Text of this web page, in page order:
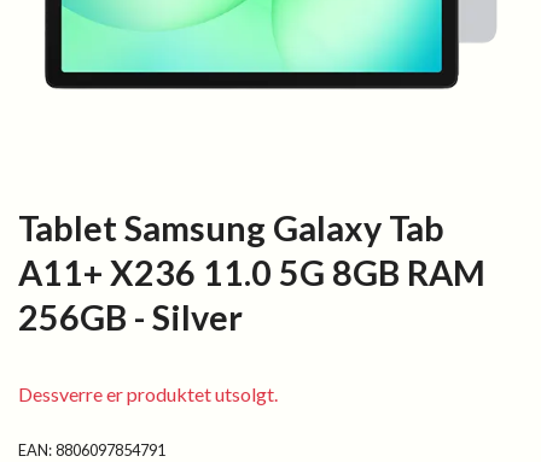
Tablet Samsung Galaxy Tab
A11+ X236 11.0 5G 8GB RAM
256GB - Silver
Dessverre er produktet utsolgt.
EAN:8806097854791